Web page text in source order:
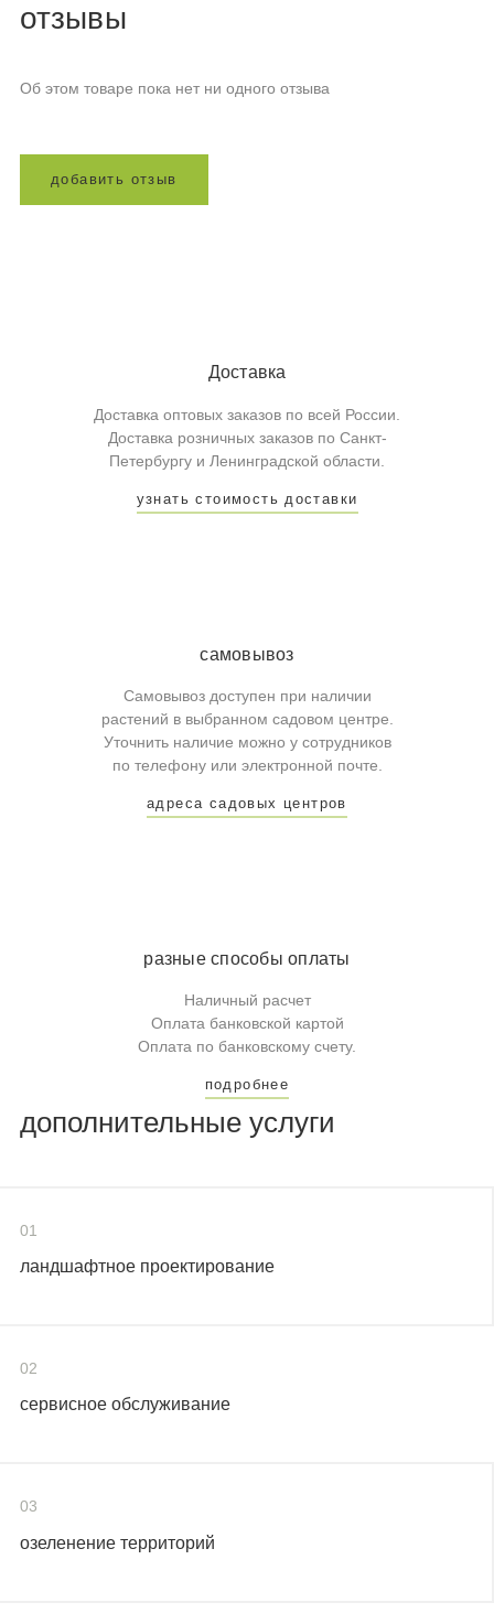
отзывы
Об этом товаре пока нет ни одного отзыва
добавит ь отз ыв
Доставка
Доставка оптовых заказов по всей России.
Доставка розничных заказов по Санкт-
Петербургу и Ленинградской области.
узнать стоимость доставки
самовывоз
Самовывоз доступен при наличии
растений в выбранном садовом центре.
Уточнить наличие можно у сотрудников
по телефону или электронной почте.
адреса садовых центров
разные способы оплаты
Наличный расчет
Оплата банковской картой
Оплата по банковскому счету.
подробнее
дополнительные услуги
01
ландшафтное проектирование
02
сервисное обслуживание
03
озеленение территорий